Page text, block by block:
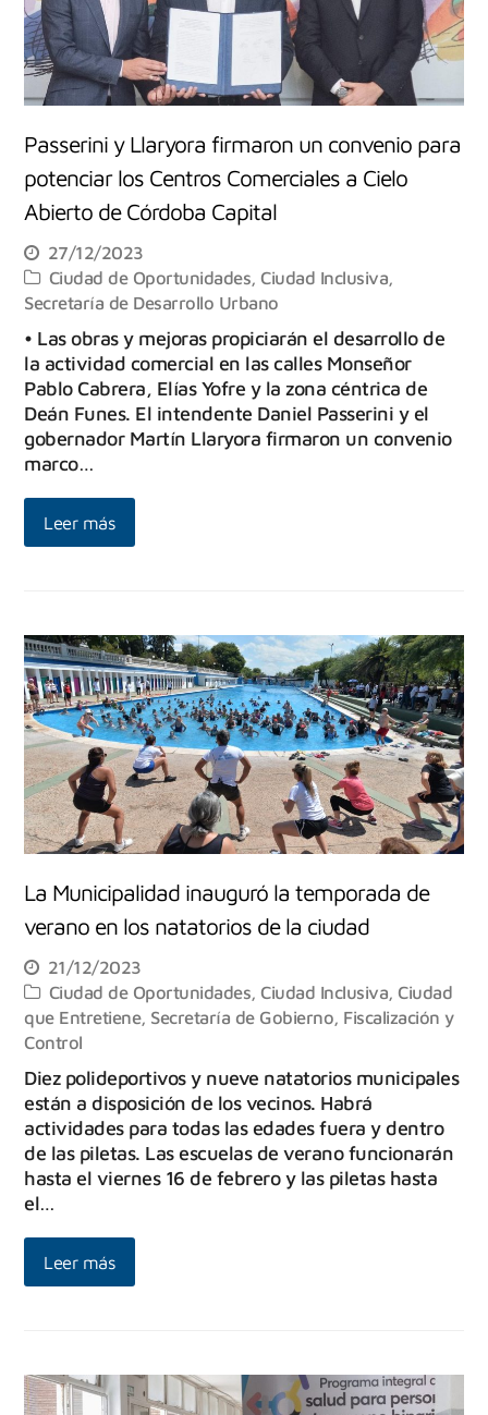
Passerini y Llaryora firmaron un convenio para
potenciar los Centros Comerciales a Cielo
Abierto de Córdoba Capital
27/12/2023
Ciudad de Oportunidades,Ciudad Inclusiva,
Secretaría de Desarrollo Urbano
• Las obras y mejoras propiciarán el desarrollo de
la actividad comercial en las calles Monseñor
Pablo Cabrera, Elías Yofre y la zona céntrica de
Deán Funes. El intendente Daniel Passerini y el
gobernador Martín Llaryora firmaron un convenio
marco…
Leer más
La Municipalidad inauguró la temporada de
verano en los natatorios de la ciudad
21/12/2023
Ciudad de Oportunidades,Ciudad Inclusiva,Ciudad
que Entretiene, Secretaría de Gobierno, Fiscalización y
Control
Diez polideportivos y nueve natatorios municipales
están a disposición de los vecinos. Habrá
actividades para todas las edades fuera y dentro
de las piletas. Las escuelas de verano funcionarán
hasta el viernes 16 de febrero y las piletas hasta
el…
Leer más